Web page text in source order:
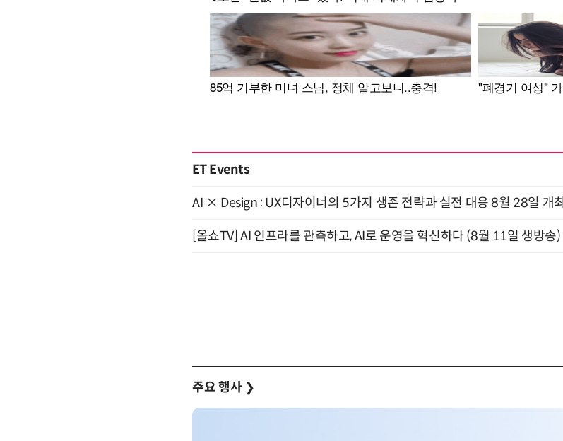
ET Events
AI × Design : UX디자이너의 5가지 생존 전략과 실전 대응 8월 28일 개최
[올쇼TV] AI 인프라를 관측하고, AI로 운영을 혁신하다 (8월 11일 생방송)
주요 행사 ❯